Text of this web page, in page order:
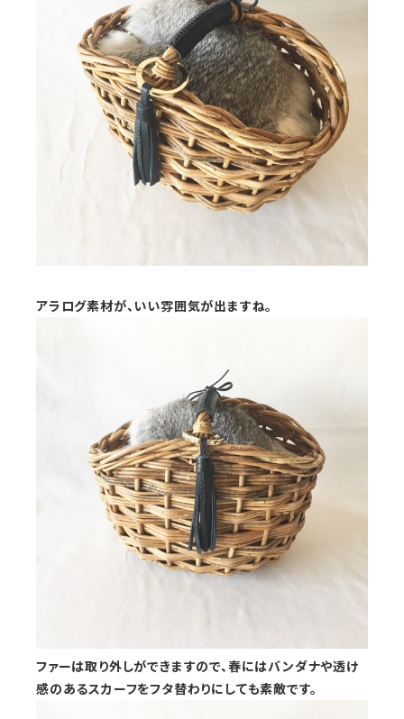
アラログ素材が、いい雰囲気が出ますね。
ファーは取り外しができますので、春にはバンダナや透け
感のあるスカーフをフタ替わりにしても素敵です。